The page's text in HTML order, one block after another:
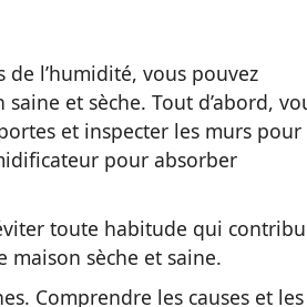
de l’humidité, vous pouvez
et sèche. Tout d’abord,
et inspecter les murs pour
pour absorber
toute habitude qui
maison sèche et saine.
Comprendre les causes et les